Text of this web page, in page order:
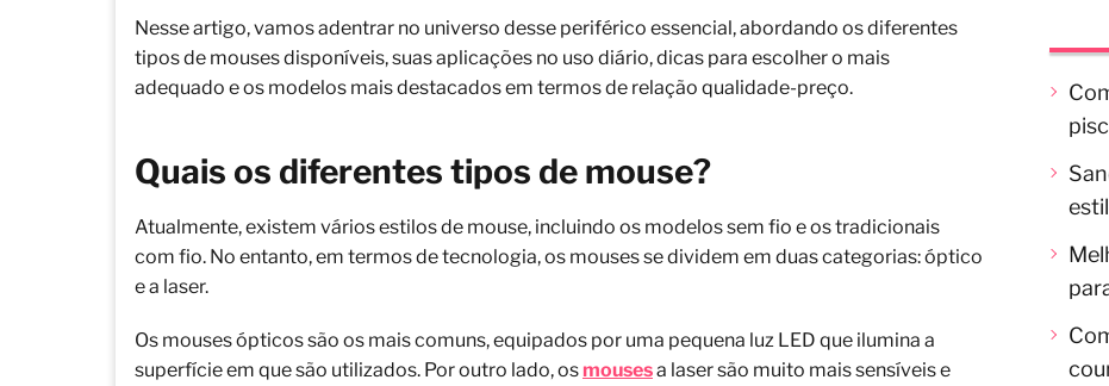
Nesse artigo, vamos adentrar no universo desse periférico essencial, abordando os diferentes
tipos de mouses disponíveis, suas aplicações no uso diário, dicas para escolher o mais
adequado e os modelos mais destacados em termos de relação qualidade-preço.
Quais os diferentes tipos de mouse?
Atualmente, existem vários estilos de mouse, incluindo os modelos sem fio e os tradicionais
com fio. No entanto, em termos de tecnologia, os mouses se dividem em duas categorias: óptico
e a laser.
Os mouses ópticos são os mais comuns, equipados por uma pequena luz LED que ilumina a
superfície em que são utilizados. Por outro lado, os mousesa laser são muito mais sensíveis e